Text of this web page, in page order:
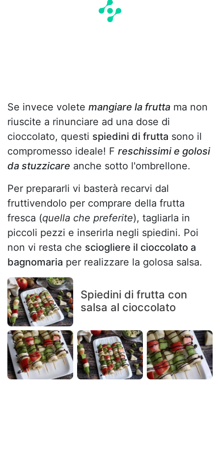
Se invece volete mangiare la frutta ma non
riuscite a rinunciare ad una dose di
cioccolato, questi spiedini di frutta sono il
compromesso ideale! F reschissimi e golosi
da stuzzicare anche sotto l'ombrellone.
Per prepararli vi basterà recarvi dal
fruttivendolo per comprare della frutta
fresca (quella che preferite), tagliarla in
piccoli pezzi e inserirla negli spiedini. Poi
non vi resta che sciogliere il cioccolato a
bagnomaria per realizzare la golosa salsa.
Spiedini di frutta con
salsa al cioccolato